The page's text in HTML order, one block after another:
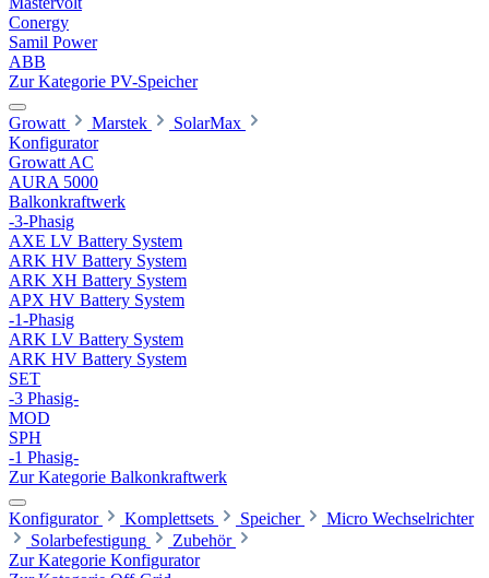
Conergy
Samil Power
ABB
Zur Kategorie PV-Speicher
Growatt Marstek
SolarMax
Konfigurator
Growatt AC
AURA 5000
Balkonkraftwerk
-3-Phasig
AXE LV Battery System
ARK HV Battery System
ARK XH Battery System
APX HV Battery System
-1-Phasig
ARK LV Battery System
ARK HV Battery System
SET
-3 Phasig-
MOD
SPH
-1 Phasig-
Zur Kategorie Balkonkraftwerk
Konfigurator Komplettsets Speicher
Micro Wechselrichter
Solarbefestigung
Zubehör
Zur Kategorie Konfigurator